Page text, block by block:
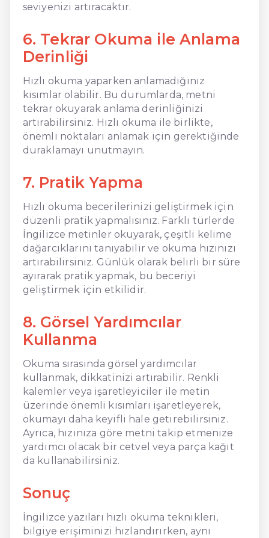
seviyenizi artıracaktır.
6. Tekrar Okuma ile Anlama
Derinliği
Hızlı okuma yaparken anlamadığınız
kısımlar olabilir. Bu durumlarda, metni
tekrar okuyarak anlama derinliğinizi
artırabilirsiniz. Hızlı okuma ile birlikte,
önemli noktaları anlamak için gerektiğinde
duraklamayı unutmayın.
7. Pratik Yapma
Hızlı okuma becerilerinizi geliştirmek için
düzenli pratik yapmalısınız. Farklı türlerde
İngilizce metinler okuyarak, çeşitli kelime
dağarcıklarını tanıyabilir ve okuma hızınızı
artırabilirsiniz. Günlük olarak belirli bir süre
ayırarak pratik yapmak, bu beceriyi
geliştirmek için etkilidir.
8. Görsel Yardımcılar
Kullanma
Okuma sırasında görsel yardımcılar
kullanmak, dikkatinizi artırabilir. Renkli
kalemler veya işaretleyiciler ile metin
üzerinde önemli kısımları işaretleyerek,
okumayı daha keyifli hale getirebilirsiniz.
Ayrıca, hızınıza göre metni takip etmenize
yardımcı olacak bir cetvel veya parça kağıt
da kullanabilirsiniz.
Sonuç
İngilizce yazıları hızlı okuma teknikleri,
bilgiye erişiminizi hızlandırırken, aynı